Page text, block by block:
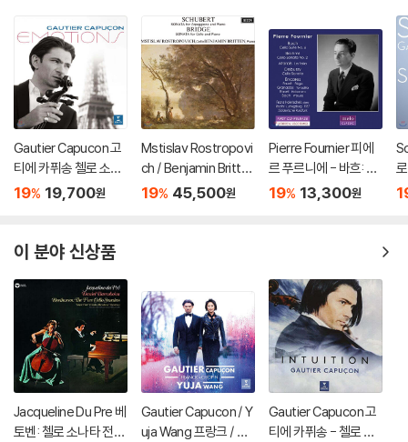
Gautier Capucon 고
티에 카퓌송 첼로 소품
집 (Emotions)
19% 19,700원
Mstislav Rostropovi
ch / Benjamin Britte
n 슈베르트: 아르페지
19% 45,500원
Pierre Fournier 피에
르 푸르니에 - 바흐: 첼
로 모음곡 6번 / 브람
onata Op.99 / Marin
Marais: La Folia)
19% 13,300원
이 분야 신상품
Jacqueline Du Pre 베
토벤: 첼로 소나타 전집
Gautier Capucon / Y
uja Wang 프랑크 / 쇼
Gautier Capucon 고
티에 카퓌송 - 첼로 소